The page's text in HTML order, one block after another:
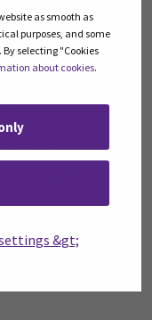
as smooth as
purposes, and some
selecting "Cookies
about cookies.
&gt;
ja henkilöstön